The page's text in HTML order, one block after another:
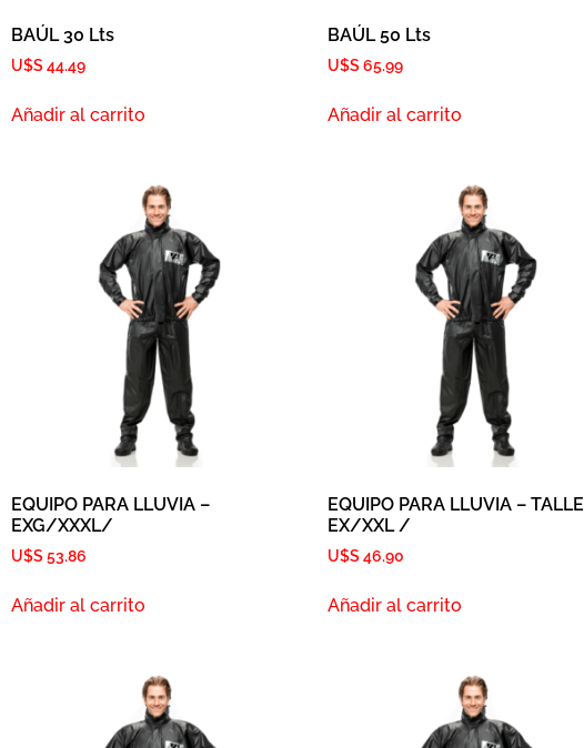
BAÚL 30 Lts
U$S 44.49
Añadir al carrito
BAÚL 50 Lts
U$S 65.99
Añadir al carrito
EQUIPO PARA LLUVIA –
EXG/XXXL/
U$S 53.86
Añadir al carrito
EQUIPO PARA LLUVIA – TALLE
EX/XXL /
U$S 46.90
Añadir al carrito